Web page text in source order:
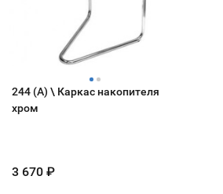
244 (А) \ Каркас накопителя
хром
3 670 ₽